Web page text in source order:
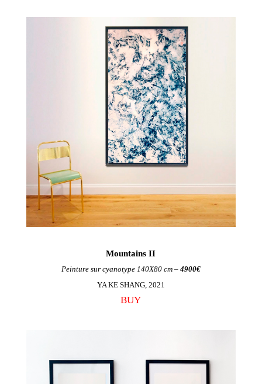
Mountains II
Peinture sur cyanotype 140X80 cm – 4900€
YA KE SHANG, 2021
BUY